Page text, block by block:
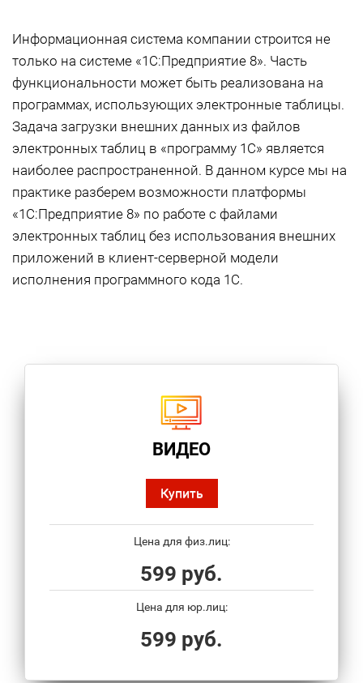
Информационная система компании строится не
только на системе «1С:Предприятие 8». Часть
функциональности может быть реализована на
программах, использующих электронные таблицы.
Задача загрузки внешних данных из файлов
электронных таблиц в «программу 1С» является
наиболее распространенной. В данном курсе мы на
практике разберем возможности платформы
«1С:Предприятие 8» по работе с файлами
электронных таблиц без использования внешних
приложений в клиент-серверной модели
исполнения программного кода 1С.
ВИДЕО
Купить
Цена для физ.лиц:
599 руб.
Цена для юр.лиц:
599 руб.